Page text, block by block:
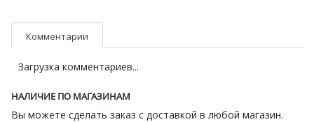
Комментарии
Загрузка комментариев...
НАЛИЧИЕ ПО МАГАЗИНАМ
Вы можете сделать заказ с доставкой в любой магазин.